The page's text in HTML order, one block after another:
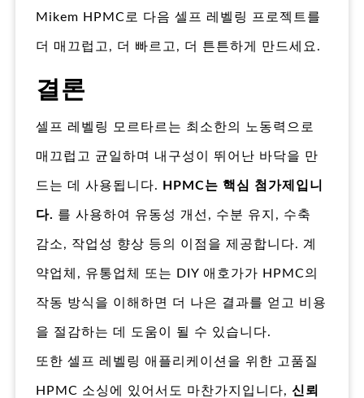
Mikem HPMC로 다음 셀프 레벨링 프로젝트를
더 매끄럽고, 더 빠르고, 더 튼튼하게 만드세요.
결론
셀프 레벨링 모르타르는 최소한의 노동력으로
매끄럽고 균일하며 내구성이 뛰어난 바닥을 만
드는 데 사용됩니다. HPMC는 핵심 첨가제입니
다. 를 사용하여 유동성 개선, 수분 유지, 수축
감소, 작업성 향상 등의 이점을 제공합니다. 계
약업체, 유통업체 또는 DIY 애호가가 HPMC의
작동 방식을 이해하면 더 나은 결과를 얻고 비용
을 절감하는 데 도움이 될 수 있습니다.
또한 셀프 레벨링 애플리케이션을 위한 고품질
HPMC 소싱에 있어서도 마찬가지입니다, 신뢰